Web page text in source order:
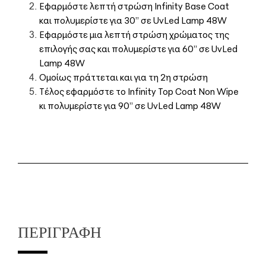
Εφαρμόστε λεπτή στρώση Infinity Base Coat
και πολυμερίστε για 30’’ σε UvLed Lamp 48W
Εφαρμόστε μια λεπτή στρώση χρώματος της
επιλογής σας και πολυμερίστε για 60’’ σε UvLed
Lamp 48W
Ομοίως πράττεται και για τη 2η στρώση
Τέλος εφαρμόστε το Infinity Top Coat Non Wipe
κι πολυμερίστε για 90’’ σε UvLed Lamp 48W
ΠΕΡΙΓΡΑΦΉ